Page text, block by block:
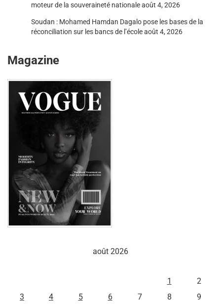
moteur de la souveraineté nationaleaoût 4, 2026
Soudan : Mohamed Hamdan Dagalo pose les bases de la
réconciliation sur les bancs de l’écoleaoût 4, 2026
Magazine
août 2026
1
2
3
4 5 6 7 8
9